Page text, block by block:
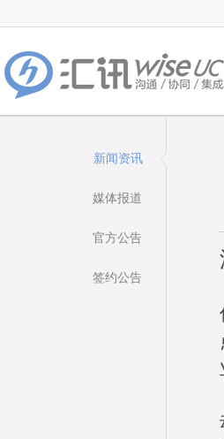
新闻资讯
媒体报道
官方公告
签约公告